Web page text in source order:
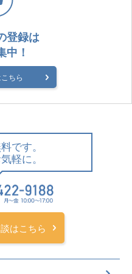
登録は
中！
ちら
です。
軽に。
はこちら